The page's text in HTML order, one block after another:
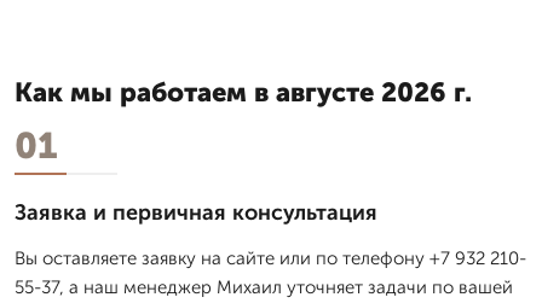
Как мы работаем в августе 2026 г.
01
Заявка и первичная консультация
Вы оставляете заявку на сайте или по телефону +7 932 210-
55-37, а наш менеджер Михаил уточняет задачи по вашей